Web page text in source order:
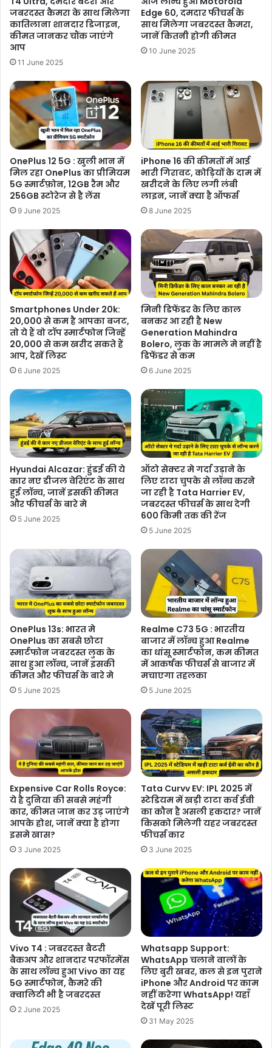
जबरदस्त कैमरा के साथ मिलेगा
कातिलाना शानदार डिजाइन,
कीमत जानकर चौंक जाएंगे
आप
11 June 2025
Edge 60, दमदार फीचर्स के
साथ मिलेगा जबरदस्त कैमरा,
जानें कितनी होगी कीमत
10 June 2025
OnePlus 12 5G : खुली भान में
मिल रहा OnePlus का प्रीमियम
5G स्मार्टफ़ोन, 12GB रैम और
256GB स्टोरेज से है लेंस
9 June 2025
iPhone 16 की कीमतों में आई
भारी गिरावट, कोड़ियों के दाम में
खरीदने के लिए लगी लंबी
लाइन, जानें क्या है ऑफर्स
8 June 2025
Smartphones Under 20k:
20,000 से कम है आपका बजट,
तो ये हैं वो टॉप स्मार्टफोन जिन्हें
20,000 से कम खरीद सकते हैं
आप, देखें लिस्ट
6 June 2025
मिनी डिफेंडर के लिए काल
बनकर आ रही है New
Generation Mahindra
Bolero, लुक के मामले मे नहीं है
डिफेंडर से कम
6 June 2025
Hyundai Alcazar: हुंडई की ये
कार नए डीजल वेरिएंट के साथ
हुई लॉन्च, जानें इसकी कीमत
और फीचर्स के बारे मे
5 June 2025
ऑटो सेक्टर मे गर्दा उड़ाने के
लिए टाटा चुपके से लॉन्च करने
जा रही है Tata Harrier EV,
जबरदस्त फीचर्स के साथ देगी
600 किमी तक की रेंज
5 June 2025
OnePlus 13s: भारत मे
OnePlus का सबसे छोटा
स्मार्टफोन जबरदस्त लुक के
साथ हुआ लॉन्च, जानें इसकी
कीमत और फीचर्स के बारे मे
5 June 2025
Realme C73 5G : भारतीय
बाजार में लॉन्च हुआ Realme
का धांसू स्मार्टफोन, कम कीमत
में आकर्षक फीचर्स से बाजार में
मचाएगा तहलका
5 June 2025
Expensive Car Rolls Royce:
ये है दुनिया की सबसे महंगी
कार, कीमत जान कर उड़ जाएंगे
आपके होश, जानें क्या है होगा
इसमे खास?
3 June 2025
Tata Curvv EV: IPL 2025 में
स्टेडियम में खड़ी टाटा कर्व ईवी
का कौन है असली हकदार? जानें
किसको मिलेगी यहर जबरदस्त
फीचर्स कार
3 June 2025
Vivo T4 : जबरदस्त बैटरी
बैकअप और शानदार परफॉरमेंस
के साथ लॉन्च हुआ Vivo का यह
5G स्मार्टफोन, कैमरे की
क्वालिटी भी है जबरदस्त
2 June 2025
Whatsapp Support:
WhatsApp चलाने वालों के
लिए बुरी खबर, कल से इन पुराने
iPhone और Android पर काम
नहीं करेगा WhatsApp! यहाँ
देखें पूरी लिस्ट
31 May 2025